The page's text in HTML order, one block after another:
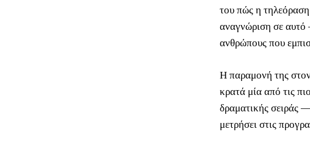
του πώς η τηλεόραση
αναγνώριση σε αυτό
ανθρώπους που
Η παραμονή της
κρατά μία από τις
δραματικής σειράς
μετρήσει στις